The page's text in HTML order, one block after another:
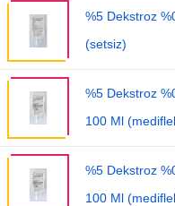
%5 Dekstroz
(setsiz)
%5 Dekstroz
100 Ml
%5 Dekstroz
100 Ml